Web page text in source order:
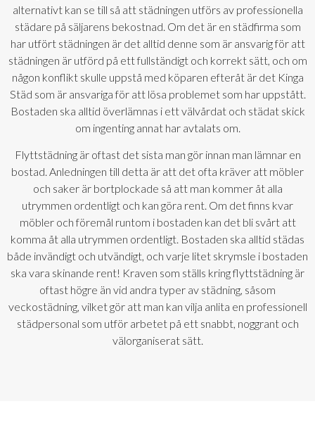
alternativt kan se till så att städningen utförs av professionella
städare på säljarens bekostnad. Om det är en städfirma som
har utfört städningen är det alltid denne som är ansvarig för att
städningen är utförd på ett fullständigt och korrekt sätt, och om
någon konflikt skulle uppstå med köparen efteråt är det Kinga
Städ som är ansvariga för att lösa problemet som har uppstått.
Bostaden ska alltid överlämnas i ett välvårdat och städat skick
om ingenting annat har avtalats om.
Flyttstädning är oftast det sista man gör innan man lämnar en
bostad. Anledningen till detta är att det ofta kräver att möbler
och saker är bortplockade så att man kommer åt alla
utrymmen ordentligt och kan göra rent. Om det finns kvar
möbler och föremål runtom i bostaden kan det bli svårt att
komma åt alla utrymmen ordentligt. Bostaden ska alltid städas
både invändigt och utvändigt, och varje litet skrymsle i bostaden
ska vara skinande rent! Kraven som ställs kring flyttstädning är
oftast högre än vid andra typer av städning, såsom
veckostädning, vilket gör att man kan vilja anlita en professionell
städpersonal som utför arbetet på ett snabbt, noggrant och
välorganiserat sätt.